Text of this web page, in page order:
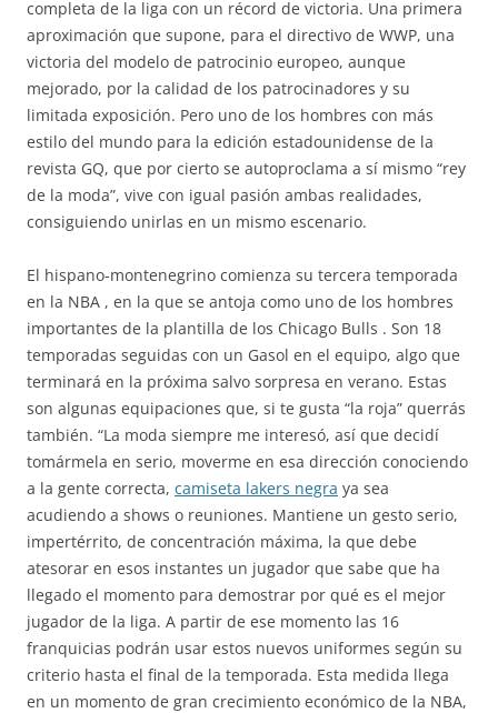
completa de la liga con un récord de victoria. Una primera
aproximación que supone, para el directivo de WWP, una
victoria del modelo de patrocinio europeo, aunque
mejorado, por la calidad de los patrocinadores y su
limitada exposición. Pero uno de los hombres con más
estilo del mundo para la edición estadounidense de la
revista GQ, que por cierto se autoproclama a sí mismo “rey
de la moda”, vive con igual pasión ambas realidades,
consiguiendo unirlas en un mismo escenario.
El hispano-montenegrino comienza su tercera temporada
en la NBA , en la que se antoja como uno de los hombres
importantes de la plantilla de los Chicago Bulls . Son 18
temporadas seguidas con un Gasol en el equipo, algo que
terminará en la próxima salvo sorpresa en verano. Estas
son algunas equipaciones que, si te gusta “la roja” querrás
también. “La moda siempre me interesó, así que decidí
tomármela en serio, moverme en esa dirección conociendo
a la gente correcta, camiseta lakers negra ya sea
acudiendo a shows o reuniones. Mantiene un gesto serio,
impertérrito, de concentración máxima, la que debe
atesorar en esos instantes un jugador que sabe que ha
llegado el momento para demostrar por qué es el mejor
jugador de la liga. A partir de ese momento las 16
franquicias podrán usar estos nuevos uniformes según su
criterio hasta el final de la temporada. Esta medida llega
en un momento de gran crecimiento económico de la NBA,